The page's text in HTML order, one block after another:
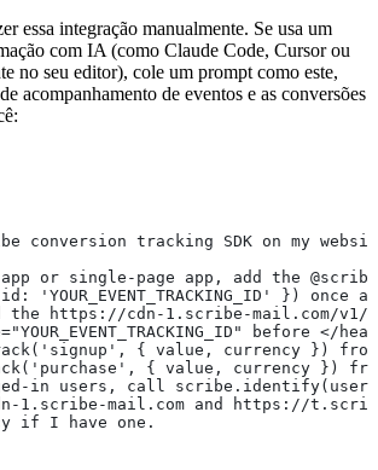
essa integração manualmente. Se usa um
com IA (como Claude Code, Cursor ou
no seu editor), cole um prompt como este,
acompanhamento de eventos e as conversões
conversion tracking SDK on my
or single-page app, add the
'YOUR_EVENT_TRACKING_ID' }) once
the https://cdn-1.scribe-mail.com/v1/
before </
{ value, currency }) from
{ value, currency })
in users, call
1.scribe-mail.com and https://
if I have one.